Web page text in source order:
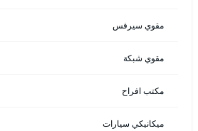
مقوي سيرفس
مقوي شبكة
مكتب افراح
ميكانيكي سيارات